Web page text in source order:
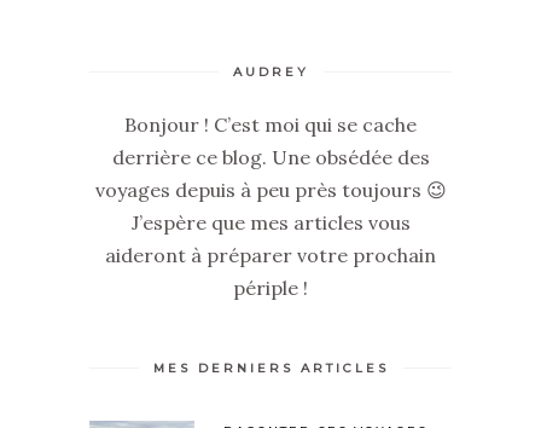
AUDREY
Bonjour ! C’est moi qui se cache
derrière ce blog. Une obsédée des
voyages depuis à peu près toujours 😉
J’espère que mes articles vous
aideront à préparer votre prochain
périple !
MES DERNIERS ARTICLES